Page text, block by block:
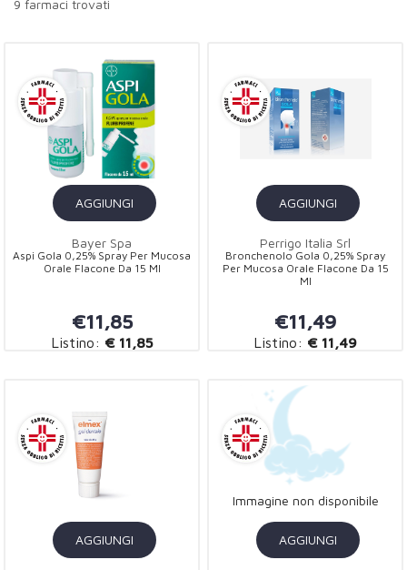
9 farmaci trovati
AGGIUNGI
Bayer Spa
Aspi Gola 0,25% Spray Per Mucosa
Orale Flacone Da 15 Ml
€11,85
Listino: € 11,85
AGGIUNGI
Perrigo Italia Srl
Bronchenolo Gola 0,25% Spray
Per Mucosa Orale Flacone Da 15
Ml
€11,49
Listino: € 11,49
AGGIUNGI
Immagine non disponibile
AGGIUNGI